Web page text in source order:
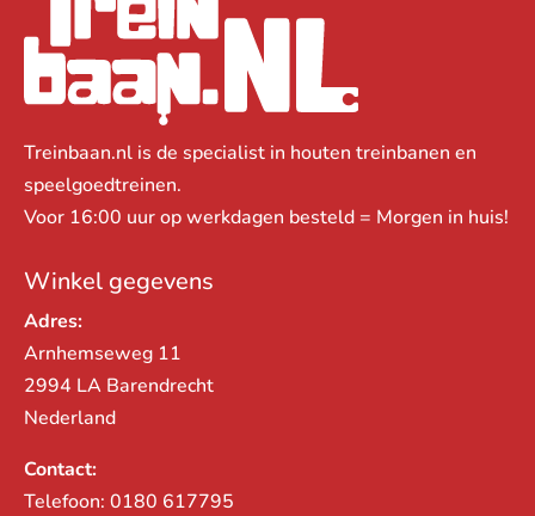
Treinbaan.nl is de specialist in houten treinbanen en
speelgoedtreinen.
Voor 16:00 uur op werkdagen besteld = Morgen in huis!
Winkel gegevens
Adres:
Arnhemseweg 11
2994 LA Barendrecht
Nederland
Contact:
Telefoon: 0180 617795